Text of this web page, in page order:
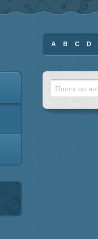
A B C D